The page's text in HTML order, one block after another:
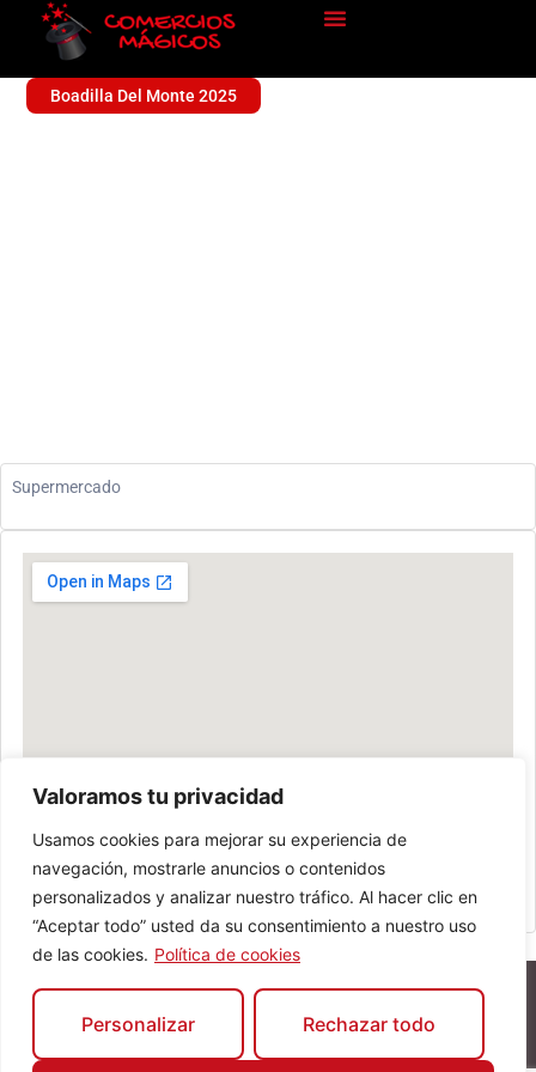
Valoramos tu privacidad
Usamos cookies para mejorar su experiencia de
navegación, mostrarle anuncios o contenidos
personalizados y analizar nuestro tráfico. Al hacer clic en
“Aceptar todo” usted da su consentimiento a nuestro uso
de las cookies. Política de cookies
Personalizar Rechazar todo
Boadilla Del Monte 2025
Supermercado